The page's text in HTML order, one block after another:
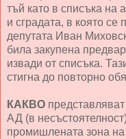
тъй като в списъка на
и сградата, в която
депутата Иван
била закупена
извади от списъка.
стигна до повторно
КАКВО
АД (в
промишлената зона на